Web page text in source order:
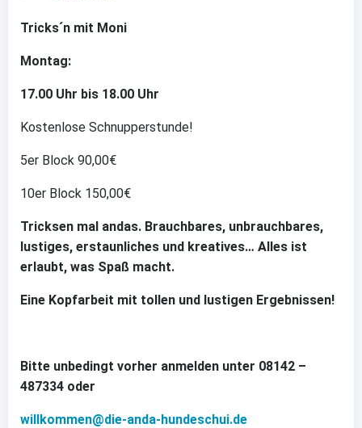
Tricks´n mit Moni
Montag:
17.00 Uhr bis 18.00 Uhr
Kostenlose Schnupperstunde!
5er Block 90,00€
10er Block 150,00€
Tricksen mal andas. Brauchbares, unbrauchbares,
lustiges, erstaunliches und kreatives… Alles ist
erlaubt, was Spaß macht.
Eine Kopfarbeit mit tollen und lustigen Ergebnissen!
Bitte unbedingt vorher anmelden unter 08142 –
487334 oder
willkommen@die-anda-hundeschui.de